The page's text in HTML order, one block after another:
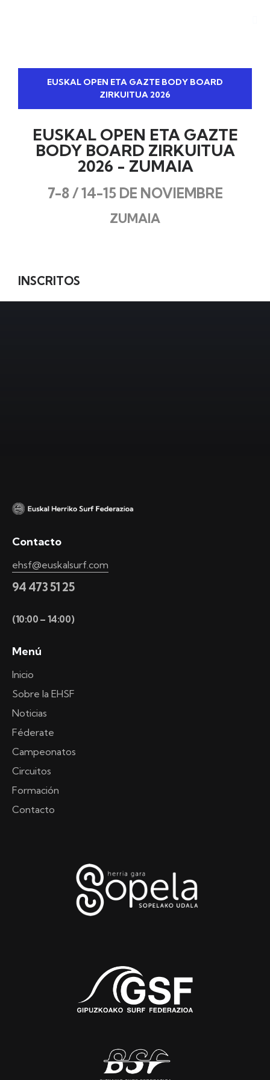
EUSKAL OPEN ETA GAZTE BODY BOARD
ZIRKUITUA 2026
EUSKAL OPEN ETA GAZTE
BODY BOARD ZIRKUITUA
2026 - ZUMAIA
7-8 / 14-15 DE NOVIEMBRE
ZUMAIA
INSCRITOS
Contacto
ehsf@euskalsurf.com
94 473 51 25
(10:00 – 14:00)
Menú
Inicio
Sobre la EHSF
Noticias
Féderate
Campeonatos
Circuitos
Formación
Contacto